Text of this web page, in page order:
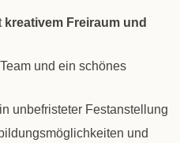
kreativem Freiraum und
und ein schönes
in unbefristeter Festanstellung
und